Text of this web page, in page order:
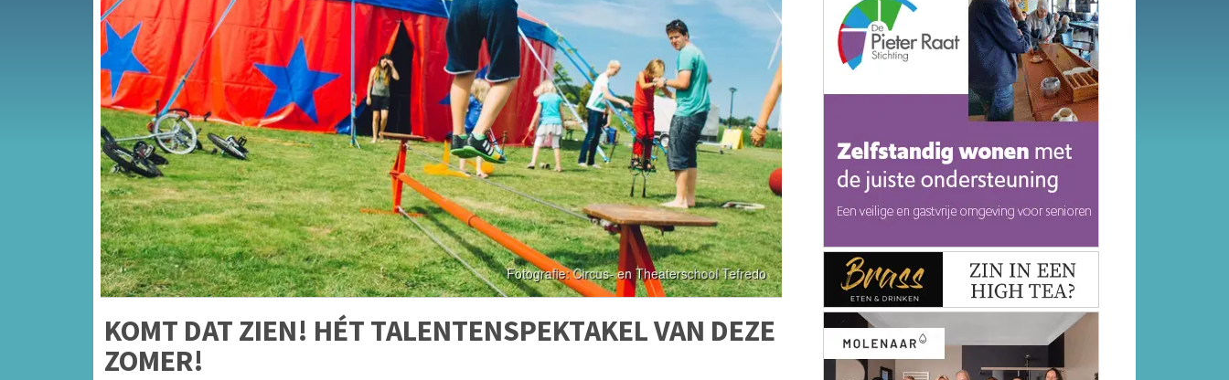
KOMT DAT ZIEN! HÉT TALENTENSPEKTAKEL VAN DEZE
ZOMER!